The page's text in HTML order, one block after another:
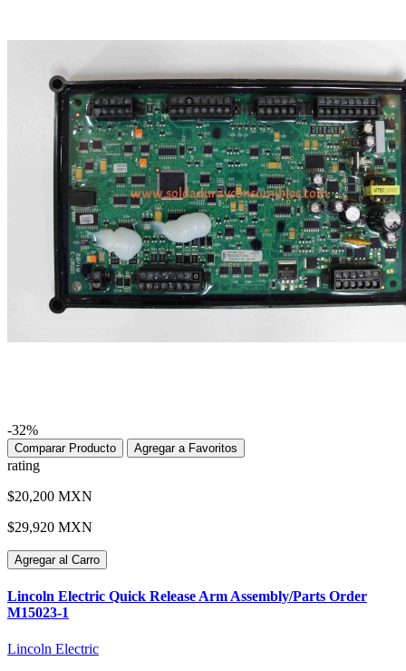
-32%
Comparar Producto Agregar a Favoritos
rating
$20,200 MXN
$29,920 MXN
Agregar al Carro
Lincoln Electric Quick Release Arm Assembly/Parts Order
M15023-1
Lincoln Electric